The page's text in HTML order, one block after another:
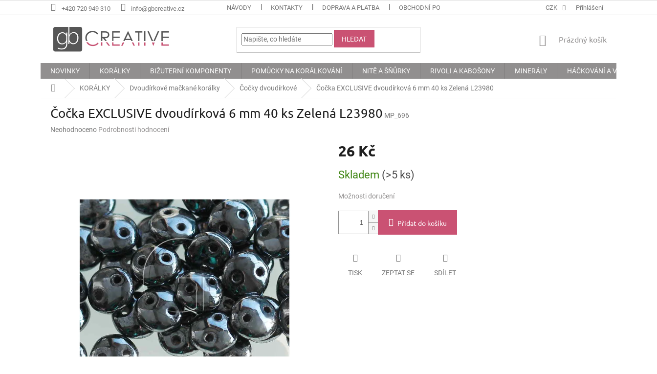
na
+420 720 949 310 info@gbcreative.cz NÁVODY KONTAKTY DOPRAVA A PLATBA OBCHODNÍ PODMÍNKY PODMÍNKY OCHRANY OSOBNÍCH ÚDAJŮ
CZK Přihlášení
HLEDAT
NÁKUPNÍ
Prázdný košík
NOVINKY KORÁLKY BIŽUTERNÍ KOMPONENTY POMŮCKY NA KORÁLKOVÁNÍ NITĚ A ŠŇŮRKY RIVOLI A KABOŠONY MINERÁLY HÁČKOVÁNÍ A VYŠÍVÁNÍ
Domů KORÁLKY Dvoudírkové mačkané korálky Čočky dvoudírkové Čočka EXCLUSIVE dvoudírková 6 mm 40 ks Zelená L23980
Čočka EXCLUSIVE dvoudírková 6 mm 40 ks Zelená L23980 MP_696
Průměrné
Neohodnoceno Podrobnosti hodnocení
26 Kč
cena:
Skladem (>5 ks)
Možnosti doručení
Přidat do košíku
TISK ZEPTAT SE SDÍLET